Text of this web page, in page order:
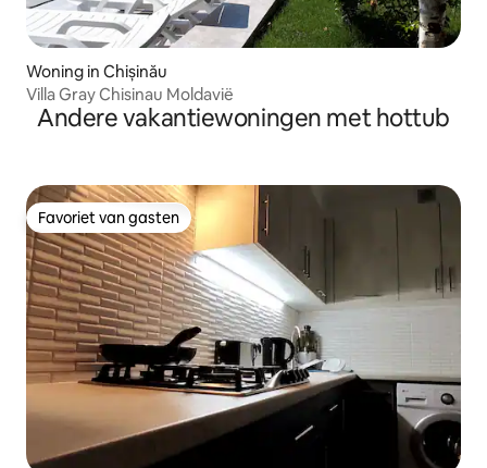
Woning in Chișinău
Villa Gray Chisinau Moldavië
Andere vakantiewoningen met hottub
Favoriet van gasten
Favoriet van gasten